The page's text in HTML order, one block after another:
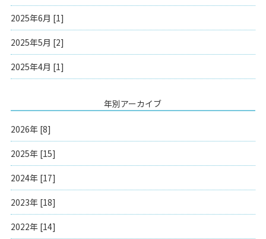
2025年6月 [1]
2025年5月 [2]
2025年4月 [1]
年別アーカイブ
2026年 [8]
2025年 [15]
2024年 [17]
2023年 [18]
2022年 [14]